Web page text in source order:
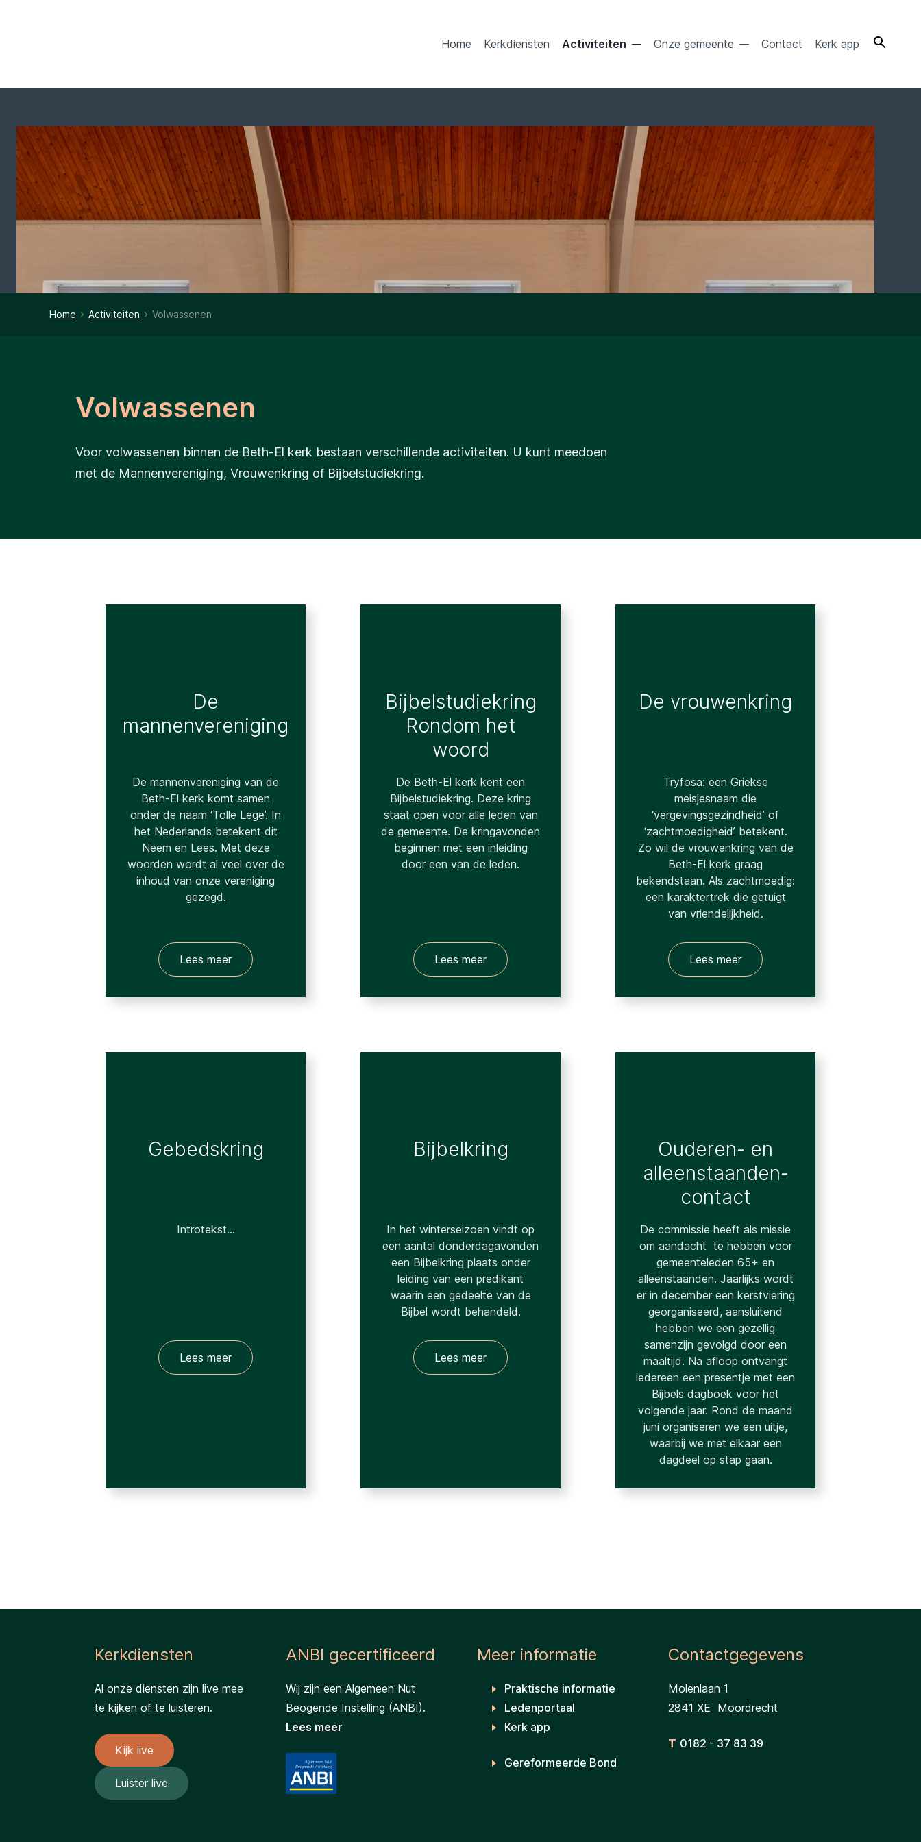
Home Kerkdiensten Activiteiten Onze gemeente Contact Kerk app
Home Activiteiten Volwassenen
Volwassenen
Voor volwassenen binnen de Beth-El kerk bestaan verschillende activiteiten. U kunt meedoen
met de Mannenvereniging, Vrouwenkring of Bijbelstudiekring.
De
mannenvereniging
De mannenvereniging van de
Beth-El kerk komt samen
onder de naam ‘Tolle Lege’. In
het Nederlands betekent dit
Neem en Lees. Met deze
woorden wordt al veel over de
inhoud van onze vereniging
gezegd.
Lees meer
Bijbelstudiekring
Rondom het
woord
De Beth-El kerk kent een
Bijbelstudiekring. Deze kring
staat open voor alle leden van
de gemeente. De kringavonden
beginnen met een inleiding
door een van de leden.
Lees meer
De vrouwenkring
Tryfosa: een Griekse
meisjesnaam die
‘vergevingsgezindheid’ of
‘zachtmoedigheid’ betekent.
Zo wil de vrouwenkring van de
Beth-El kerk graag
bekendstaan. Als zachtmoedig:
een karaktertrek die getuigt
van vriendelijkheid.
Lees meer
Gebedskring
Introtekst...
Lees meer
Bijbelkring
In het winterseizoen vindt op
een aantal donderdagavonden
een Bijbelkring plaats onder
leiding van een predikant
waarin een gedeelte van de
Bijbel wordt behandeld.
Lees meer
Ouderen- en
alleenstaanden­
contact
De commissie heeft als missie
om aandacht te hebben voor
gemeenteleden 65+ en
alleenstaanden. Jaarlijks wordt
er in december een kerstviering
georganiseerd, aansluitend
hebben we een gezellig
samenzijn gevolgd door een
maaltijd. Na afloop ontvangt
iedereen een presentje met een
Bijbels dagboek voor het
volgende jaar. Rond de maand
juni organiseren we een uitje,
waarbij we met elkaar een
dagdeel op stap gaan.
Kerkdiensten
Al onze diensten zijn live mee
te kijken of te luisteren.
Kijk live
Luister live
ANBI gecertificeerd
Wij zijn een Algemeen Nut
Beogende Instelling (ANBI).
Lees meer
Meer informatie
Praktische informatie
Ledenportaal
Kerk app
Gereformeerde Bond
Contactgegevens
Molenlaan 1
2841 XE Moordrecht
T 0182 - 37 83 39